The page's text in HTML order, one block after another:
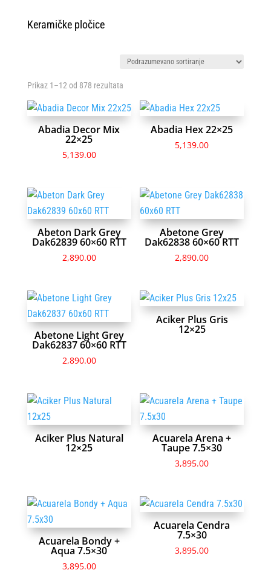
Keramičke pločice
Prikaz 1–12 od 878 rezultata
Abadia Decor Mix
22×25
5,139.00
Abadia Hex 22×25
5,139.00
Abeton Dark Grey
Dak62839 60×60 RTT
2,890.00
Abetone Grey
Dak62838 60×60 RTT
2,890.00
Abetone Light Grey
Dak62837 60×60 RTT
2,890.00
Aciker Plus Gris
12×25
Aciker Plus Natural
12×25
Acuarela Arena +
Taupe 7.5×30
3,895.00
Acuarela Bondy +
Aqua 7.5×30
3,895.00
Acuarela Cendra
7.5×30
3,895.00